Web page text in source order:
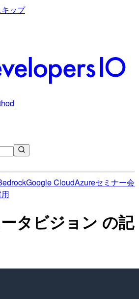
ップ
Google CloudAzureセミナー会
タビジョン の記